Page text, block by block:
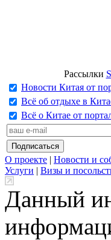
Рассылки
Новости Китая от
Всё об отдыхе в
Всё о Китае от
О проекте | Новости и
Услуги | Визы и
Данный